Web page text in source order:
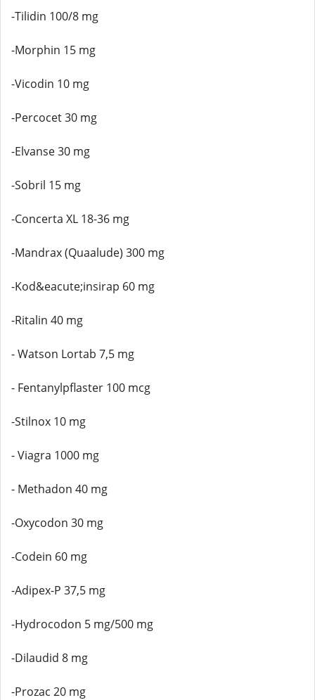
-Tilidin 100/8 mg
-Morphin 15 mg
-Vicodin 10 mg
-Percocet 30 mg
-Elvanse 30 mg
-Sobril 15 mg
-Concerta XL 18-36 mg
-Mandrax (Quaalude) 300 mg
-Kod&eacute;insirap 60 mg
-Ritalin 40 mg
- Watson Lortab 7,5 mg
- Fentanylpflaster 100 mcg
-Stilnox 10 mg
- Viagra 1000 mg
- Methadon 40 mg
-Oxycodon 30 mg
-Codein 60 mg
-Adipex-P 37,5 mg
-Hydrocodon 5 mg/500 mg
-Dilaudid 8 mg
-Prozac 20 mg